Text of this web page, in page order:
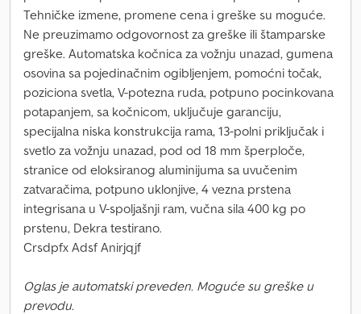
Tehničke izmene, promene cena i greške su moguće.
Ne preuzimamo odgovornost za greške ili štamparske
greške. Automatska kočnica za vožnju unazad, gumena
osovina sa pojedinačnim ogibljenjem, pomoćni točak,
poziciona svetla, V-potezna ruda, potpuno pocinkovana
potapanjem, sa kočnicom, uključuje garanciju,
specijalna niska konstrukcija rama, 13-polni priključak i
svetlo za vožnju unazad, pod od 18 mm šperploče,
stranice od eloksiranog aluminijuma sa uvučenim
zatvaračima, potpuno uklonjive, 4 vezna prstena
integrisana u V-spoljašnji ram, vučna sila 400 kg po
prstenu, Dekra testirano.
Crsdpfx Adsf Anirjqjf
Oglas je automatski preveden. Moguće su greške u
prevodu.